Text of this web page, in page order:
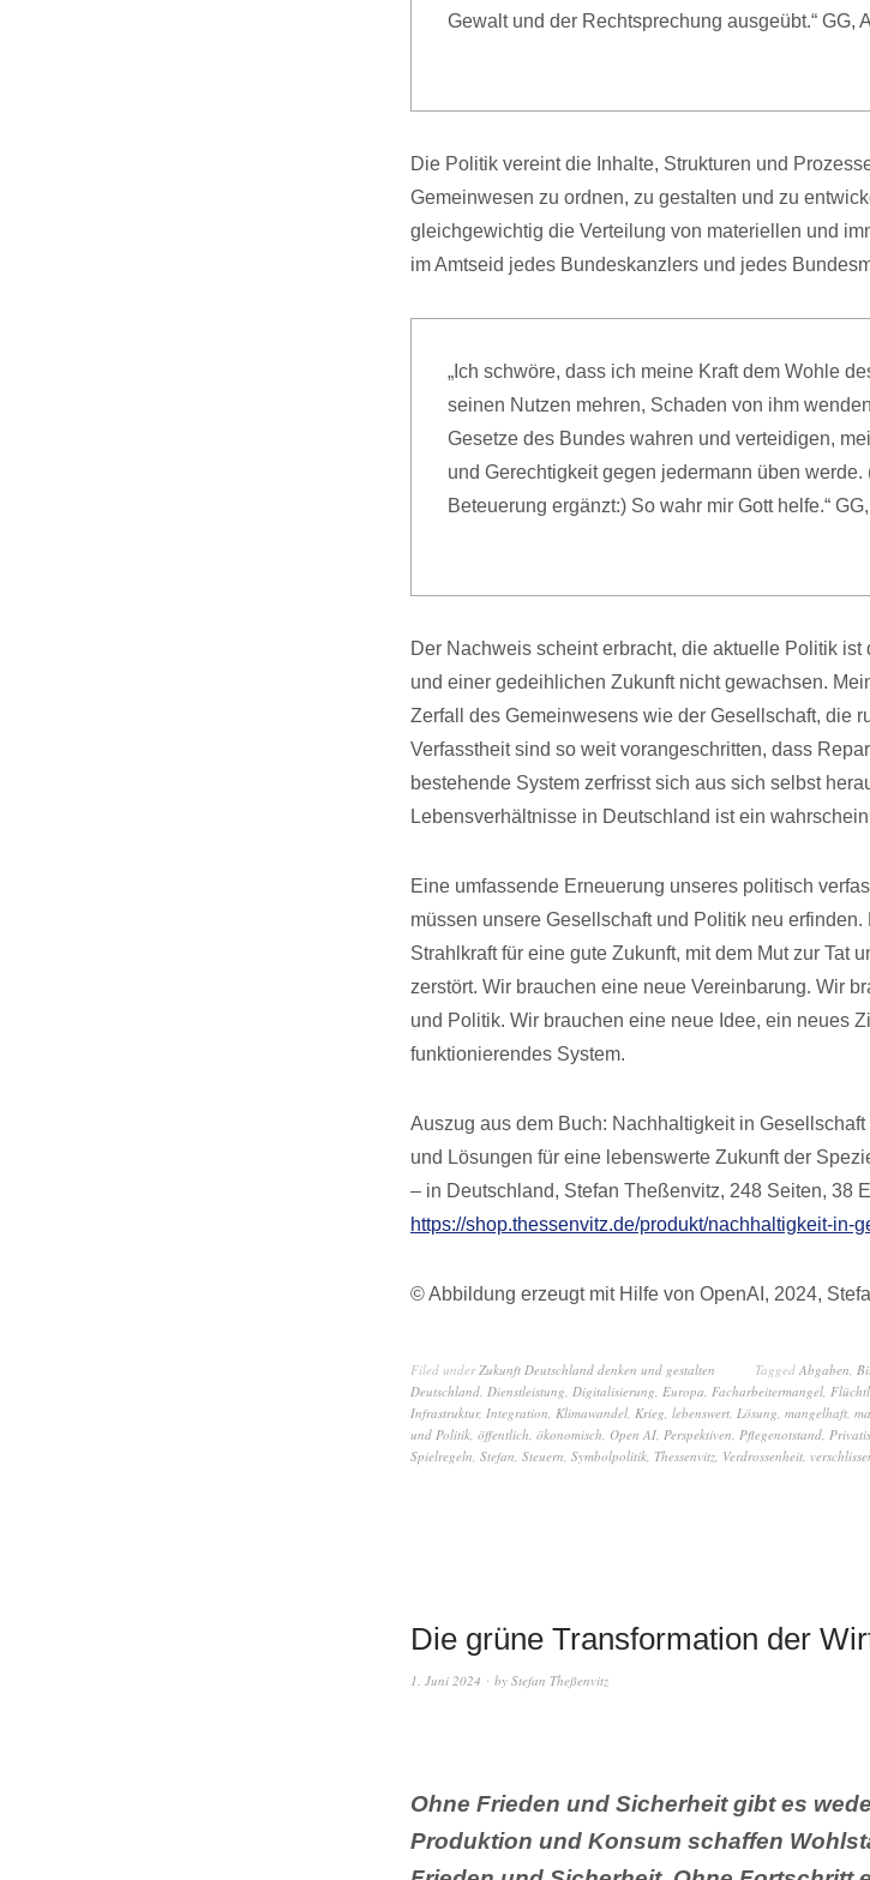
Gewalt und der Rechtsprechung ausgeübt.“ GG,
Die Politik vereint die Inhalte, Strukturen und
Gemeinwesen zu ordnen, zu gestalten und zu
gleichgewichtig die Verteilung von materiellen und
im Amtseid jedes Bundeskanzlers und jedes
„Ich schwöre, dass ich meine Kraft dem Wohle
seinen Nutzen mehren, Schaden von ihm
Gesetze des Bundes wahren und verteidigen,
und Gerechtigkeit gegen jedermann üben
Beteuerung ergänzt:) So wahr mir Gott helfe.“
Der Nachweis scheint erbracht, die aktuelle Politik
und einer gedeihlichen Zukunft nicht gewachsen.
Zerfall des Gemeinwesens wie der Gesellschaft, die
Verfasstheit sind so weit vorangeschritten, dass
bestehende System zerfrisst sich aus sich selbst
Lebensverhältnisse in Deutschland ist ein
Eine umfassende Erneuerung unseres politisch
müssen unsere Gesellschaft und Politik neu
Strahlkraft für eine gute Zukunft, mit dem Mut zur Tat
zerstört. Wir brauchen eine neue Vereinbarung. Wir
und Politik. Wir brauchen eine neue Idee, ein neues
funktionierendes System.
Auszug aus dem Buch: Nachhaltigkeit in
und Lösungen für eine lebenswerte Zukunft der
– in Deutschland, Stefan Theßenvitz, 248 Seiten, 38
https://shop.thessenvitz.de/produkt/nachhaltigkeit-in-
© Abbildung erzeugt mit Hilfe von OpenAI, 2024,
Filed underZukunft Deutschland denken und gestalten Tagged Abgaben,
Deutschland, Dienstleistung, Digitalisierung, Europa, Facharbeitermangel,
Infrastruktur, Integration, Klimawandel, Krieg, lebenswert, Lösung, mangelhaft,
und Politik, öffentlich, ökonomisch, Open AI, Perspektiven, Pflegenotstand,
Spielregeln, Stefan, Steuern, Symbolpolitik, Thessenvitz, Verdrossenheit,
Die grüne Transformation der
1. Juni 2024 by Stefan Theßenvitz
Ohne Frieden und Sicherheit gibt es
Produktion und Konsum schaffen